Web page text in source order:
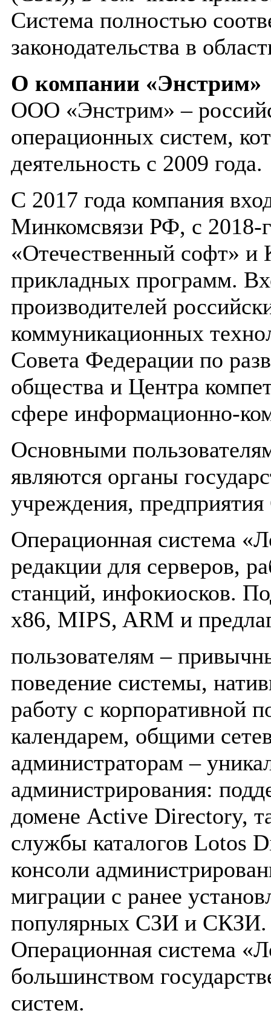
Система полностью
законодательства в
О компании «Энстрим»
ООО «Энстрим» –
операционных систем,
деятельность с 2009 года.
С 2017 года компания
Минкомсвязи РФ, с 2018-
«Отечественный софт» и
прикладных программ.
производителей
коммуникационных
Совета Федерации по
общества и Центра
сфере информационно-
Основными
являются органы
учреждения,
Операционная система
редакции для серверов,
станций, инфокиосков.
x86, MIPS, ARM и
пользователям –
поведение системы,
работу с корпоративной
календарем, общими
администраторам –
администрирования:
домене Active Directory,
службы каталогов Lotos
консоли
миграции с ранее
популярных СЗИ и СКЗИ.
Операционная система
большинством
систем.